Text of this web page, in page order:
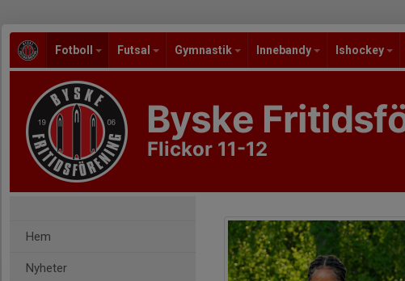
Fotboll Futsal Gymnastik Innebandy Ishockey
Byske
Flickor 11-12
Hem
Nyheter